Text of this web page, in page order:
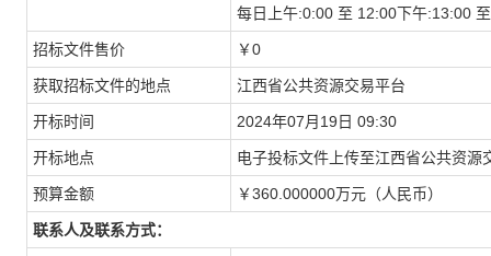
每日上午:0:00 至 12:00下午:13:00
招标文件售价 ￥0
获取招标文件的地点 江西省公共资源交易平台
开标时间 2024年07月19日 09:30
开标地点 电子投标文件上传至江西省公共资源
预算金额 ￥360.000000万元（人民币）
联系人及联系方式：